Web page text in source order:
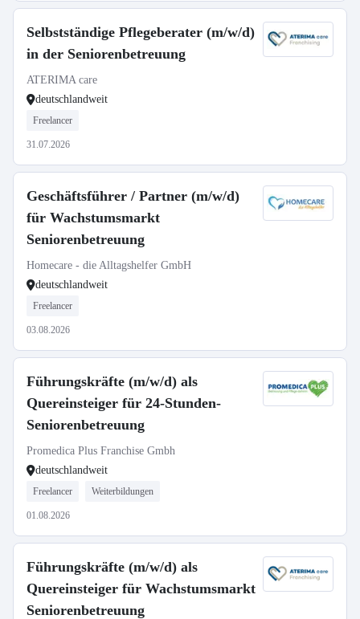
Selbstständige Pflegeberater (m/w/d)
in der Seniorenbetreuung
ATERIMA care
deutschlandweit
Freelancer
31.07.2026
Geschäftsführer / Partner (m/w/d)
für Wachstumsmarkt
Seniorenbetreuung
Homecare - die Alltagshelfer GmbH
deutschlandweit
Freelancer
03.08.2026
Führungskräfte (m/w/d) als
Quereinsteiger für 24-Stunden-
Seniorenbetreuung
Promedica Plus Franchise Gmbh
deutschlandweit
Freelancer Weiterbildungen
01.08.2026
Führungskräfte (m/w/d) als
Quereinsteiger für Wachstumsmarkt
Seniorenbetreuung